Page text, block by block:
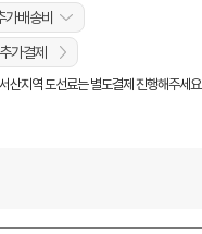
가배송비
가결제
산지역 도선료는 별도결제 진행해주세요